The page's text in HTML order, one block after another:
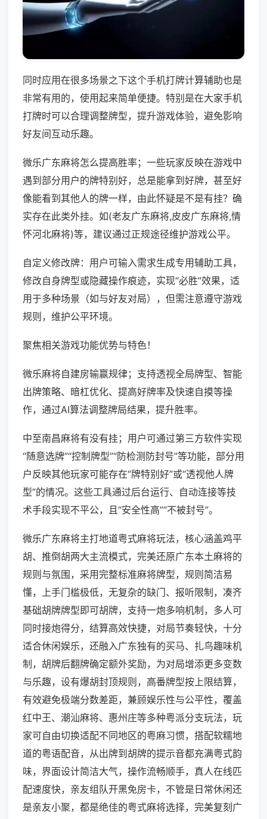
同时应用在很多场景之下这个手机打牌计算辅助也是
非常有用的，使用起来简单便捷。特别是在大家手机
打牌时可以合理调整牌型，提升游戏体验，避免影响
好友间互动乐趣。
微乐广东麻将怎么提高胜率；一些玩家反映在游戏中
遇到部分用户的牌特别好，总是能拿到好牌，甚至好
像能看到其他人的牌一样，由此怀疑是不是有挂？确
实存在此类外挂。如(老友广东麻将,皮皮广东麻将,情
怀河北麻将)等，建议通过正规途径维护游戏公平。
自定义修改牌：用户可输入需求生成专用辅助工具，
修改自身牌型或隐藏操作痕迹，实现“必胜”效果，适
用于多种场景（如与好友对局），但需注意遵守游戏
规则，维护公平环境。
聚焦相关游戏功能优势与特色！
微乐麻将自建房输赢规律；支持透视全局牌型、智能
出牌策略、暗杠优化、提高好牌率及快速自摸等操
作，通过AI算法调整牌局结果，提升胜率。
中至南昌麻将有没有挂；用户可通过第三方软件实现
“随意选牌”“控制牌型”“防检测防封号”等功能，部分用
户反映其他玩家可能存在“牌特别好”或“透视他人牌
型”的情况。这些工具通过后台运行、自动连接等技
术手段实现不平公，且“安全性高”“不被封号”。
微乐广东麻将主打地道粤式麻将玩法，核心涵盖鸡平
胡、推倒胡两大主流模式，完美还原广东本土麻将的
规则与氛围，采用完整标准麻将牌型，规则简洁易
懂，上手门槛极低，无复杂的缺门、报听限制，凑齐
基础胡牌牌型即可胡牌，支持一炮多响机制，多人可
同时接炮得分，结算高效快捷，对局节奏轻快，十分
适合休闲娱乐，还融入广东独有的买马、扎鸟趣味机
制，胡牌后翻牌确定额外奖励，为对局增添更多变数
与乐趣，设有爆胡封顶规则，高番牌型按上限结算，
有效避免极端分数差距，兼顾娱乐性与公平性，覆盖
红中王、潮汕麻将、惠州庄等多种粤派分支玩法，玩
家可自由切换适配不同地区的粤麻习惯，搭配软糯地
道的粤语配音，从出牌到胡牌的提示音都充满粤式韵
味，界面设计简洁大气，操作流畅顺手，真人在线匹
配速度快，亲友组队开黑免房卡，不管是日常休闲还
是亲友小聚，都是绝佳的粤式麻将选择，完美复刻广